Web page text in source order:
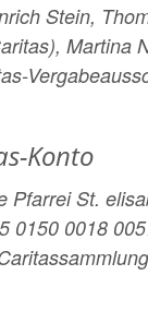
Stein,
Martina
Konto
Pfarrei St.
0150 0018